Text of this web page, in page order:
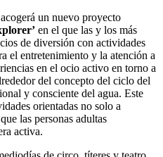
un nuevo proyecto
en el que las y los más
de diversión con actividades
el entretenimiento y la atención a
en el ocio activo en torno a
del concepto del ciclo del
y consciente del agua. Este
orientadas no solo a
las personas adultas
activa.